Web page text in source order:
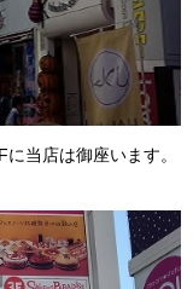
当店は御座います。